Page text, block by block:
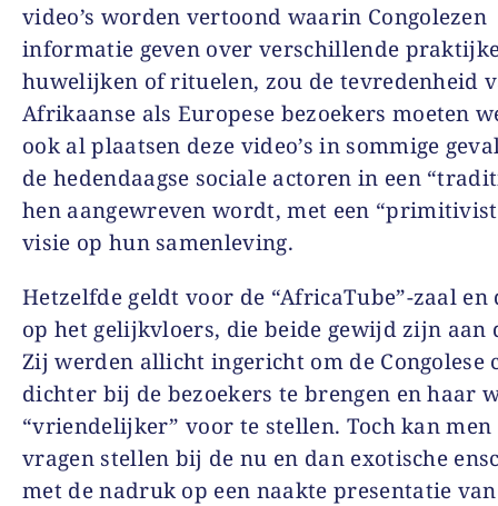
video’s worden vertoond waarin Congolezen
informatie geven over verschillende
huwelijken of rituelen, zou de tevredenheid
Afrikaanse als Europese bezoekers moeten
ook al plaatsen deze video’s in sommige
de hedendaagse sociale actoren in een
hen aangewreven wordt, met een
visie op hun samenleving.
Hetzelfde geldt voor de “AfricaTube”-zaal en
op het gelijkvloers, die beide gewijd zijn aan
Zij werden allicht ingericht om de Congolese
dichter bij de bezoekers te brengen en haar
“vriendelijker” voor te stellen. Toch kan men
vragen stellen bij de nu en dan exotische
met de nadruk op een naakte presentatie